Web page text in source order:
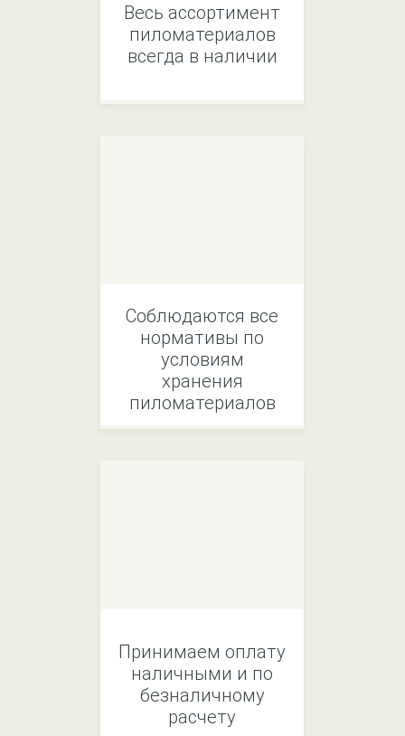
Весь ассортимент
пиломатериалов
всегда в наличии
Соблюдаются все
нормативы по
условиям
хранения
пиломатериалов
Принимаем оплату
наличными и по
безналичному
расчету